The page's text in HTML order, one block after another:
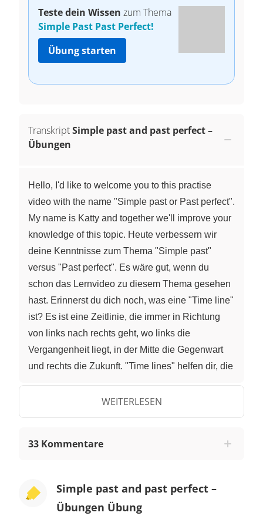
Teste dein Wissen zum Thema
Simple Past Past Perfect!
Übung starten
TranskriptSimple past and past perfect –
Übungen
Hello, I'd like to welcome you to this practise
video with the name "Simple past or Past perfect".
My name is Katty and together we'll improve your
knowledge of this topic. Heute verbessern wir
deine Kenntnisse zum Thema "Simple past"
versus "Past perfect". Es wäre gut, wenn du
schon das Lernvideo zu diesem Thema gesehen
hast. Erinnerst du dich noch, was eine "Time line"
ist? Es ist eine Zeitlinie, die immer in Richtung
von links nach rechts geht, wo links die
Vergangenheit liegt, in der Mitte die Gegenwart
und rechts die Zukunft. "Time lines" helfen dir, die
Beispiel dieser Satz: When I woke up, my sister
had made breakfast. "Had made" ist die "Past
uns so vorstellen. Hier sehen wir also, dass erst
When I woke up, my sister made breakfast.
"Made" ist "Simple past". Erst mal bin ich
WEITERLESEN
33 Kommentare
Simple past and past perfect –
Übungen Übung